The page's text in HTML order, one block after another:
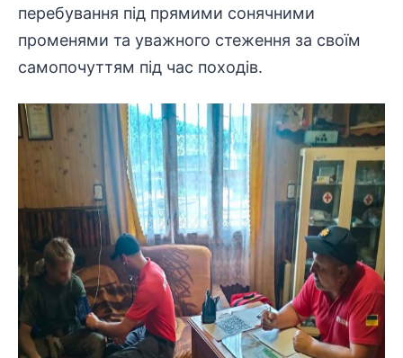
перебування під прямими сонячними
променями та уважного стеження за своїм
самопочуттям під час походів.